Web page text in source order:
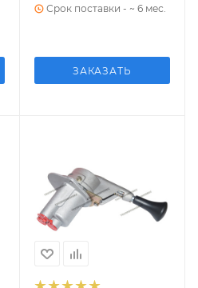
Срок поставки - ~ 6 мес.
ЗАКАЗАТЬ